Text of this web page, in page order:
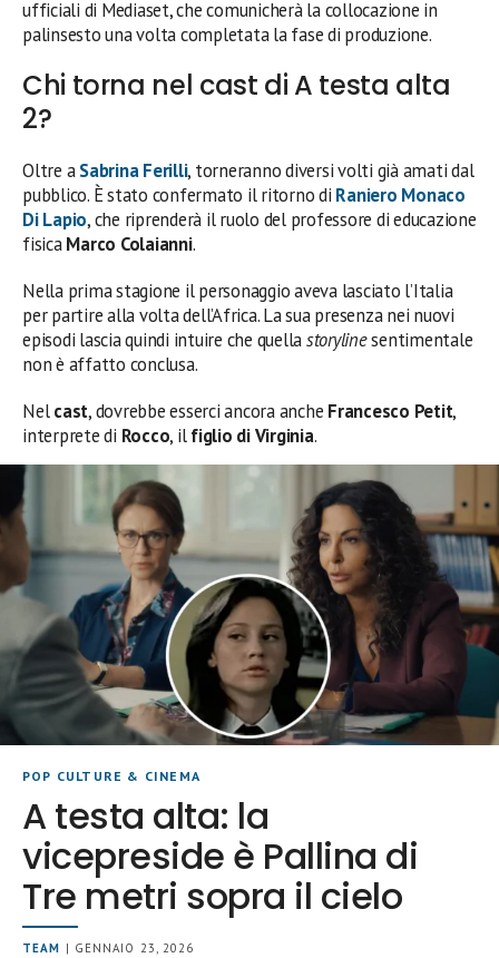
ufficiali di Mediaset, che comunicherà la collocazione in
palinsesto una volta completata la fase di produzione.
Chi torna nel cast di A testa alta
2?
Oltre aSabrina Ferilli, torneranno diversi volti già amati dal
pubblico. È stato confermato il ritorno di Raniero Monaco
Di Lapio, che riprenderà il ruolo del professore di educazione
fisicaMarco Colaianni.
Nella prima stagione il personaggio aveva lasciato l’Italia
per partire alla volta dell’Africa. La sua presenza nei nuovi
episodi lascia quindi intuire che quellastorylinesentimentale
non è affatto conclusa.
Nelcast, dovrebbe esserci ancora anche Francesco Petit,
interprete di Rocco, ilfiglio di Virginia.
POP CULTURE & CINEMA
A testa alta: la
vicepreside è Pallina di
Tre metri sopra il cielo
TEAM | GENNAIO 23, 2026